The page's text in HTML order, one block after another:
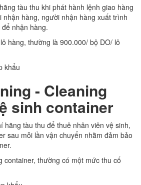
tàu thu khi phát hành lệnh giao hàng
nhận hàng, người nhận hàng xuất trình
nhận hàng.
hàng, thường là 900.000/ bộ DO/ lô
khẩu
- Cleaning
sinh container
hãng tàu thu để thuê nhân viên vệ sinh,
sau mỗi lần vận chuyển nhằm đảm bảo
container, thường có một mức thu cố